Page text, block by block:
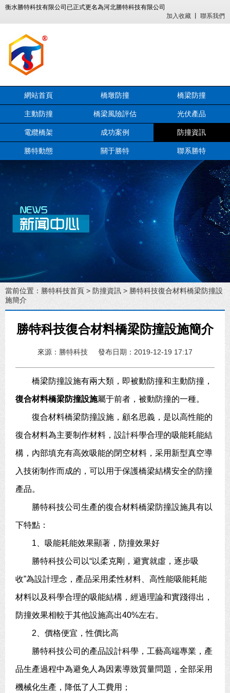
衡水勝特科技有限公司已正式更名為河北勝特科技有限公司
加入收藏
聯系我們
網站首頁 橋墩防撞 橋梁防撞
主動防撞 橋梁風險評估 光伏產品
電纜橋架 成功案例 防撞資訊
勝特動態 關于勝特 聯系勝特
當前位置： 勝特科技首頁 > 防撞資訊 > 勝特科技復合材料橋梁防撞設
施簡介
勝特科技復合材料橋梁防撞設施簡介
來源：勝特科技 發布日期：2019-12-19 17:17
橋梁防撞設施有兩大類，即被動防撞和主動防撞，
復合材料橋梁防撞設施屬于前者，被動防撞的一種。
復合材料橋梁防撞設施，顧名思義，是以高性能的
復合材料為主要制作材料，設計科學合理的吸能耗能結
構，內部填充有高效吸能的閉空材料，采用新型真空導
入技術制作而成的，可以用于保護橋梁結構安全的防撞
產品。
勝特科技公司生產的復合材料橋梁防撞設施具有以
下特點：
1、吸能耗能效果顯著，防撞效果好
勝特科技公司以“以柔克剛，避實就虛，逐步吸
收”為設計理念，產品采用柔性材料、高性能吸能耗能
材料以及科學合理的吸能結構，經過理論和實踐得出，
防撞效果相較于其他設施高出40%左右。
2、價格便宜，性價比高
勝特科技公司的產品設計科學，工藝高端專業，產
品生產過程中為避免人為因素導致質量問題，全部采用
機械化生產，降低了人工費用；